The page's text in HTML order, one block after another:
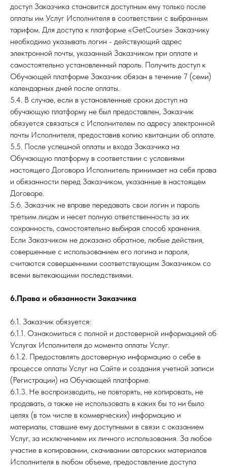
доступ Заказчика становится доступным ему только после
оплаты им Услуг Исполнителя в соответствии с выбранным
тарифом. Для доступа к платформе «GetCourse» Заказчику
необходимо указывать логин - действующий адрес
электронной почты, указанный Заказчиком при оплате и
самостоятельно установленный пароль. Получить доступ к
Обучающей платформе Заказчик обязан в течение 7 (семи)
календарных дней после оплаты.
5.4. В случае, если в установленные сроки доступ на
обучающую платформу не был предоставлен, Заказчик
обязуется связаться с Исполнителем по адресу электронной
почты Исполнителя, предоставив копию квитанции об оплате.
5.5. После успешной оплаты и входа Заказчика на
Обучающую платформу в соответствии с условиями
настоящего Договора Исполнитель принимает на себя права
и обязанности перед Заказчиком, указанные в настоящем
Договоре.
5.6. Заказчик не вправе передавать свои логин и пароль
третьим лицам и несет полную ответственность за их
сохранность, самостоятельно выбирая способ хранения.
Если Заказчиком не доказано обратное, любые действия,
совершенные с использованием его логина и пароля,
считаются совершенными соответствующим Заказчиком со
всеми вытекающими последствиями.
6.Права и обязанности Заказчика
6.1. Заказчик обязуется:
6.1.1. Ознакомиться с полной и достоверной информацией об
Услугах Исполнителя до момента оплаты Услуг.
6.1.2. Предоставлять достоверную информацию о себе в
процессе оплаты Услуг на Сайте и создания учетной записи
(Регистрации) на Обучающей платформе.
6.1.3. Не воспроизводить, не повторять, не копировать, не
продавать, а также не использовать в каких бы то ни было
целях (в том числе в коммерческих) информацию и
материалы, ставшие ему доступными в связи с оказанием
Услуг, за исключением их личного использования. За любое
участие в копировании, скачивании авторских материалов
Исполнителя в любом объеме, предоставление доступа